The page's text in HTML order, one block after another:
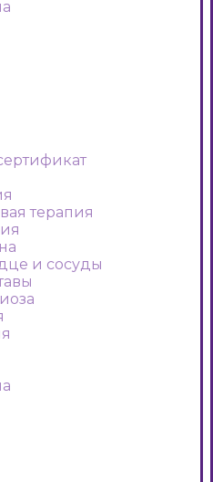
терапия
и сосуды